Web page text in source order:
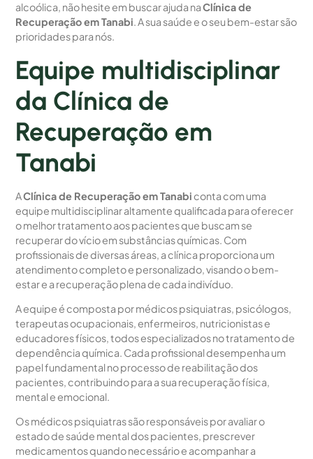
alcoólica, não hesite em buscar ajuda naClínica de
Recuperação em Tanabi. A sua saúde e o seu bem-estar são
prioridades para nós.
Equipe multidisciplinar
da Clínica de
Recuperação em
Tanabi
AClínica de Recuperação em Tanabi conta com uma
equipe multidisciplinar altamente qualificada para oferecer
o melhor tratamento aos pacientes que buscam se
recuperar do vício em substâncias químicas. Com
profissionais de diversas áreas, a clínica proporciona um
atendimento completo e personalizado, visando o bem-
estar e a recuperação plena de cada indivíduo.
A equipe é composta por médicos psiquiatras, psicólogos,
terapeutas ocupacionais, enfermeiros, nutricionistas e
educadores físicos, todos especializados no tratamento de
dependência química. Cada profissional desempenha um
papel fundamental no processo de reabilitação dos
pacientes, contribuindo para a sua recuperação física,
mental e emocional.
Os médicos psiquiatras são responsáveis por avaliar o
estado de saúde mental dos pacientes, prescrever
medicamentos quando necessário e acompanhar a